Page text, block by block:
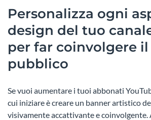
Personalizza ogni
design del tuo
per far coinvolgere
pubblico
Se vuoi aumentare i tuoi abbonati
cui iniziare è creare un banner artistico
visivamente accattivante e coinvolgente.